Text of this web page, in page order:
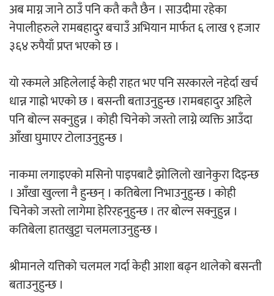
अब माग्न जाने ठाउँ पनि कतै कतै छैन । साउदीमा रहेका
नेपालीहरुले रामबहादुर बचाउँ अभियान मार्फत ६ लाख ९ हजार
३६४ रुपैयाँ प्रप्त भएको छ ।
यो रकमले अहिलेलाई केही राहत भए पनि सरकारले नहेर्दा खर्च
धान्न गाह्रो भएको छ । बसन्ती बताउनुहुन्छ ।रामबहादुर अहिले
पनि बोल्न सक्नुहुन्न । कोही चिनेको जस्तो लाग्ने व्यक्ति आउँदा
आँखा घुमाएर टोलाउनुहुन्छ ।
नाकमा लगाइएको मसिनो पाइपबाटै झोलिलो खानेकुरा दिइन्छ
। आँखा खुल्ला नै हुन्छन् । कतिबेला निभाउनुहुन्छ । कोही
चिनेको जस्तो लागेमा हेरिरहनुहुन्छ । तर बोल्न सक्नुहुन्न ।
कतिबेला हातखुट्टा चलमलाउनुहुन्छ ।
श्रीमानले यत्तिको चलमल गर्दा केही आशा बढ्न थालेको बसन्ती
बताउनुहुन्छ ।